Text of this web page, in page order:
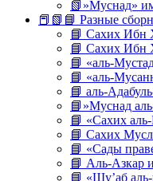
📗»Муснад»
📕📗📘 Разные
📘 Сахих Ибн
📘 Сахих Ибн
📘 «аль-
📘 «аль-
📘 аль-
📘»Муснад
📘 «Сахих
📘 Сахих
📘 «Сады
📘 Аль-Азкар
📘 «Шу’аб